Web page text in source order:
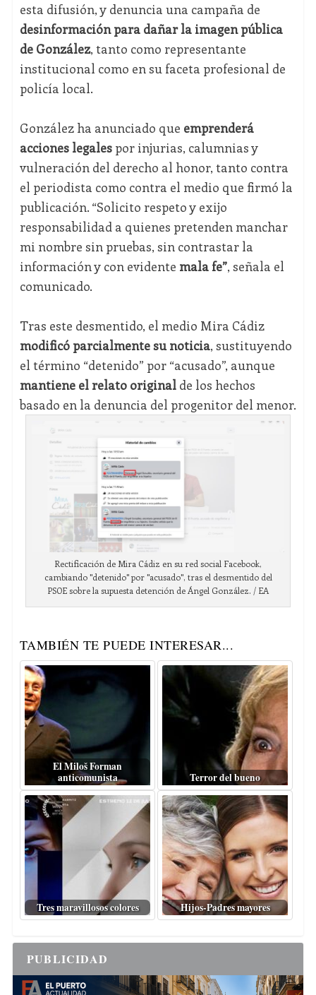
esta difusión, y denuncia una campaña de
desinformación para dañar la imagen pública
de González, tanto como representante
institucional como en su faceta profesional de
policía local.
González ha anunciado que emprenderá
acciones legalespor injurias, calumnias y
vulneración del derecho al honor, tanto contra
el periodista como contra el medio que firmó la
publicación. “Solicito respeto y exijo
responsabilidad a quienes pretenden manchar
mi nombre sin pruebas, sin contrastar la
información y con evidente mala fe”, señala el
comunicado.
Tras este desmentido, el medio Mira Cádiz
modificó parcialmente su noticia, sustituyendo
el término “detenido” por “acusado”, aunque
mantiene el relato originalde los hechos
basado en la denuncia del progenitor del menor.
Rectificación de Mira Cádiz en su red social Facebook,
cambiando "detenido" por "acusado", tras el desmentido del
PSOE sobre la supuesta detención de Ángel González. / EA
TAMBIÉN TE PUEDE INTERESAR...
El Miloš Forman
anticomunista
Terror del bueno
Tres maravillosos colores Hijos-Padres mayores
PUBLICIDAD